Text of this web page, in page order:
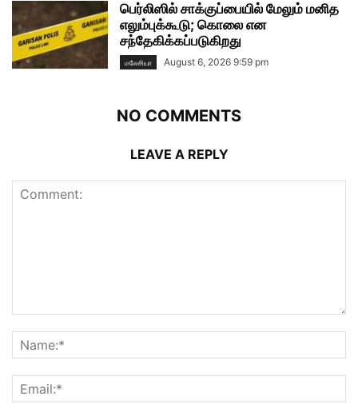
பெர்லிஸில் சாக்குப்பையில் மேலும் மனித
எலும்புக்கூடு; கொலை என
சந்தேகிக்கப்படுகிறது
மலேசியா August 6, 2026 9:59 pm
NO COMMENTS
LEAVE A REPLY